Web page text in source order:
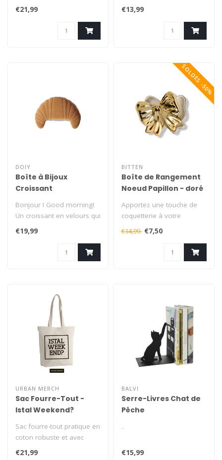
base large. Avec imprimé:
€21,99
paiement et autres cartes
ense..
€13,99
DOIY
Boîte à Bijoux
Croissant
Bonjour ! Good morning!
Un croissant en velours qui
a l'air d'être à croquer, ..
€19,99
SOLDES -50%
BITTEN
Boîte de Rangement
Noeud Papillon - doré
Apportez une touche de
coquetterie à votre
chambre avec cette jolie
boîte à b..
€14,99 €7,50
URBAN MERCH
Sac Fourre-Tout -
Istal Weekend?
Sac fourre-tout pratique en
coton robuste et avec
base large. Avec imprimé:
€21,99
BALVI
Serre-Livres Chat de
Pêche
..
€15,99